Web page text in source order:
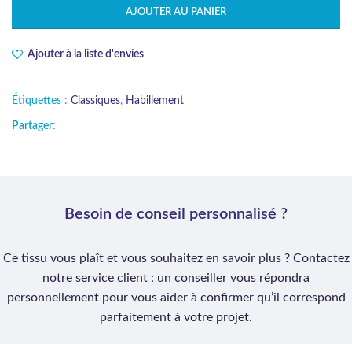
AJOUTER AU PANIER
Ajouter à la liste d'envies
Étiquettes : Classiques, Habillement
Partager:
Besoin de conseil personnalisé ?
Ce tissu vous plaît et vous souhaitez en savoir plus ? Contactez
notre service client : un conseiller vous répondra
personnellement pour vous aider à confirmer qu’il correspond
parfaitement à votre projet.